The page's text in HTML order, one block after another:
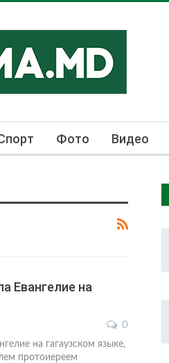
Фото Видео
Евангелие на
0
на гагаузском языке,
протоиереем